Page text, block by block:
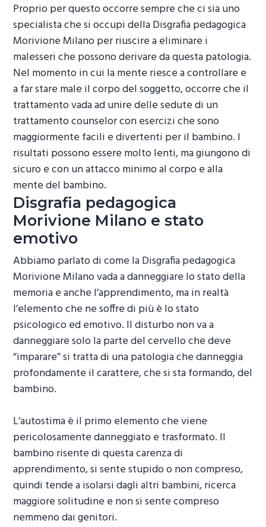
Proprio per questo occorre sempre che ci sia uno
specialista che si occupi dellaDisgrafia pedagogica
Morivione Milanoper riuscire a eliminare i
malesseri che possono derivare da questa patologia.
Nel momento in cui la mente riesce a controllare e
a far stare male il corpo del soggetto, occorre che il
trattamento vada ad unire delle sedute di un
trattamento counselor con esercizi che sono
maggiormente facili e divertenti per il bambino. I
risultati possono essere molto lenti, ma giungono di
sicuro e con un attacco minimo al corpo e alla
mente del bambino.
Disgrafia pedagogica
Morivione Milano e stato
emotivo
Abbiamo parlato di come laDisgrafia pedagogica
Morivione Milanovada a danneggiare lo stato della
memoria e anche l’apprendimento, ma in realtà
l’elemento che ne soffre di più è lo stato
psicologico ed emotivo. Il disturbo non va a
danneggiare solo la parte del cervello che deve
“imparare” si tratta di una patologia che danneggia
profondamente il carattere, che si sta formando, del
bambino.
L’autostima è il primo elemento che viene
pericolosamente danneggiato e trasformato. Il
bambino risente di questa carenza di
apprendimento, si sente stupido o non compreso,
quindi tende a isolarsi dagli altri bambini, ricerca
maggiore solitudine e non si sente compreso
nemmeno dai genitori.